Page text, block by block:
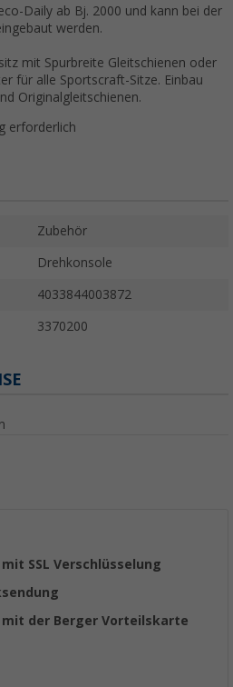
Daily ab Bj. 2000 und kann bei der
werden.
mit Spurbreite Gleitschienen oder
für alle Sportscraft-Sitze. Einbau
Originalgleitschienen.
erforderlich
Zubehör
Drehkonsole
4033844003872
3370200
SSL Verschlüsselung
mit der Berger Vorteilskarte